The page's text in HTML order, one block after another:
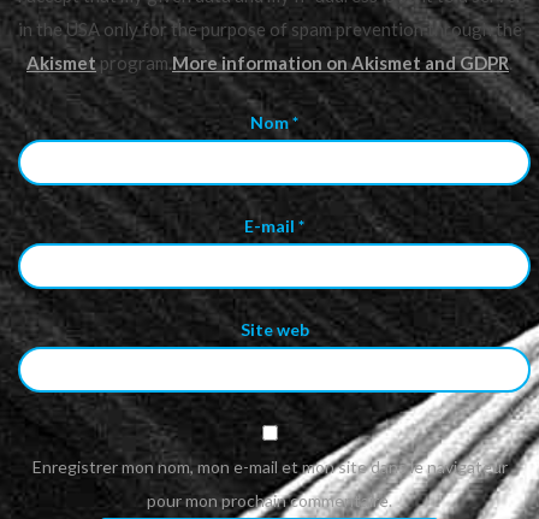
in the USA only for the purpose of spam prevention through the
Akismet program. More information on Akismet and GDPR.
Nom*
E-mail*
Site web
Enregistrer mon nom, mon e-mail et mon site dans le navigateur
pour mon prochain commentaire.